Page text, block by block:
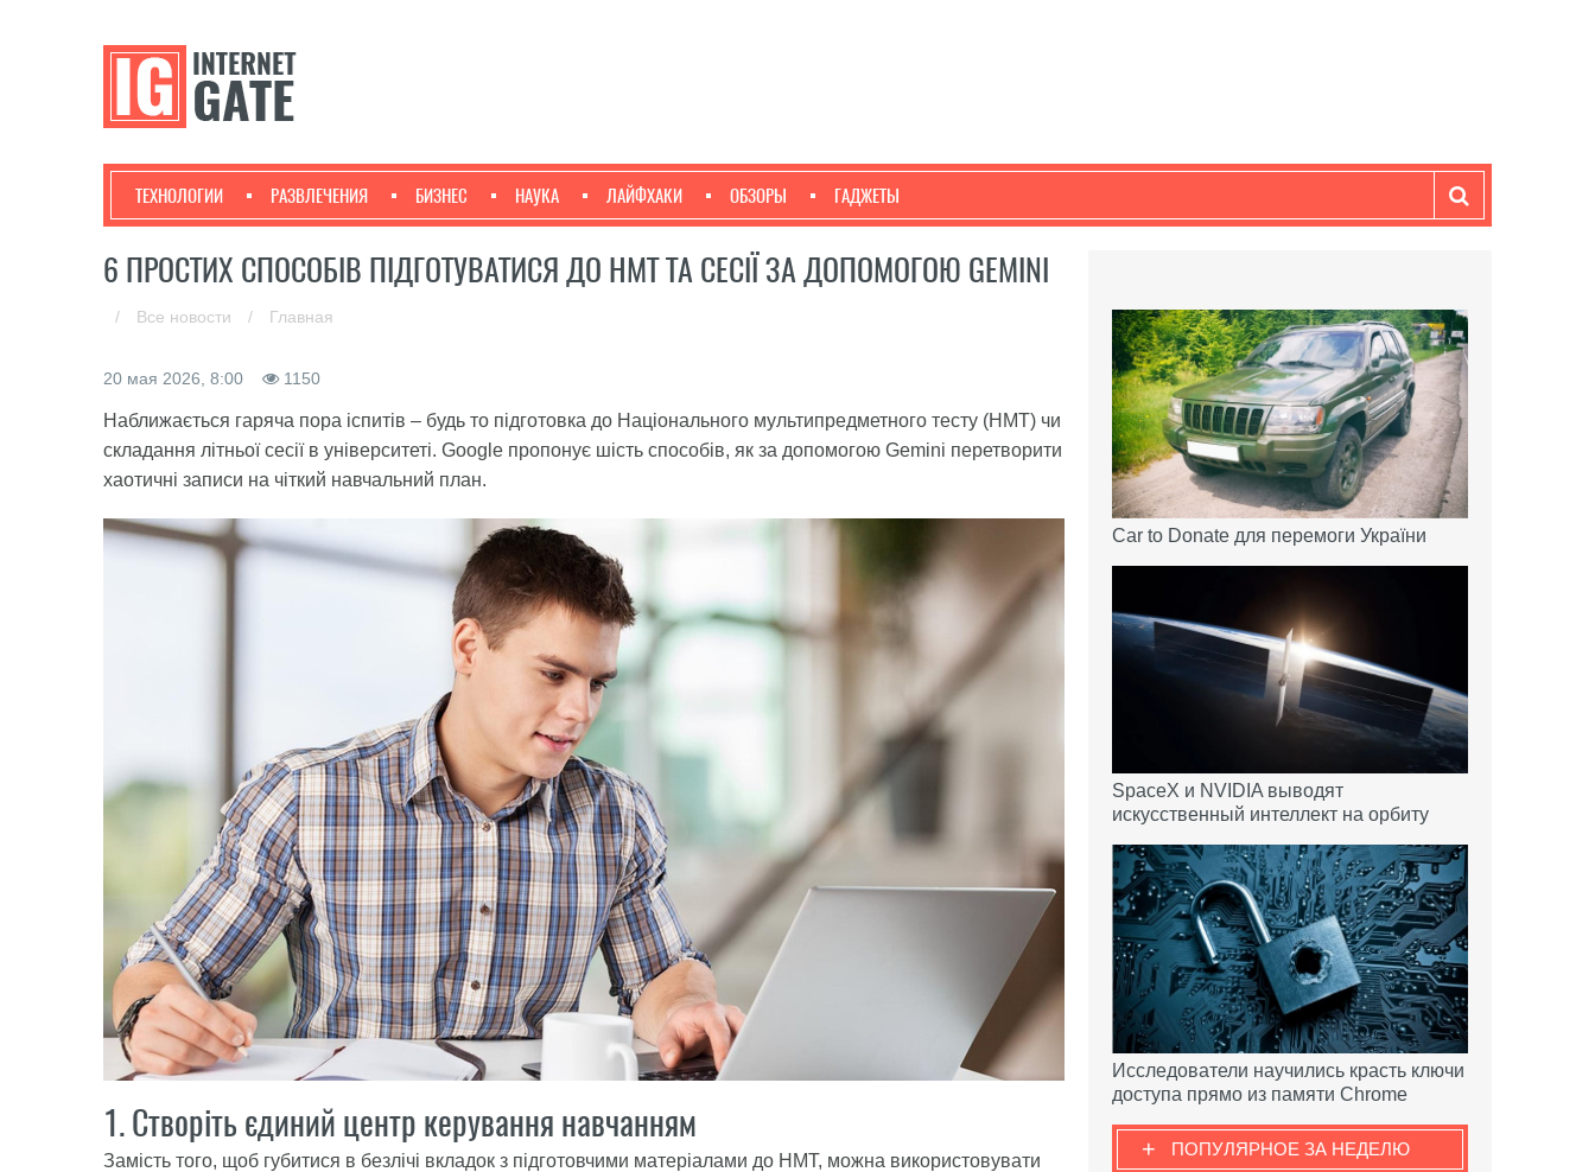
ТЕХНОЛОГИИ РАЗВЛЕЧЕНИЯ БИЗНЕС НАУКА ЛАЙФХАКИ ОБЗОРЫ ГАДЖЕТЫ
6 ПРОСТИХ СПОСОБІВ ПІДГОТУВАТИСЯ ДО НМТ ТА СЕСІЇ ЗА ДОПОМОГОЮ GEMINI
/ Все новости / Главная
20 мая 2026, 8:00 1150
Наближається гаряча пора іспитів – будь то підготовка до Національного мультипредметного тесту (НМТ) чи
складання літньої сесії в університеті. Google пропонує шість способів, як за допомогою Gemini перетворити
хаотичні записи на чіткий навчальний план.
1. Створіть єдиний центр керування навчанням
Замість того, щоб губитися в безлічі вкладок з підготовчими матеріалами до НМТ, можна використовувати
Car to Donate для перемоги України
SpaceX и NVIDIA выводят
искусственный интеллект на орбиту
Исследователи научились красть ключи
доступа прямо из памяти Chrome
ПОПУЛЯРНОЕ ЗА НЕДЕЛЮ
+